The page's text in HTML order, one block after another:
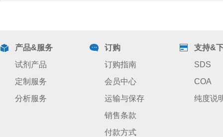
产品&服务
试剂产品
定制服务
分析服务
订购
订购指南
会员中心
运输与保存
销售条款
付款方式
支持&
SDS
COA
纯度说